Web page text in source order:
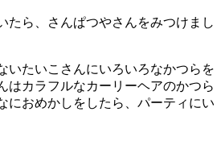
たら、さんぱつやさんをみつけまし
いたいこさんにいろいろなかつらを
はカラフルなカーリーヘアのかつら
におめかしをしたら、パーティにい